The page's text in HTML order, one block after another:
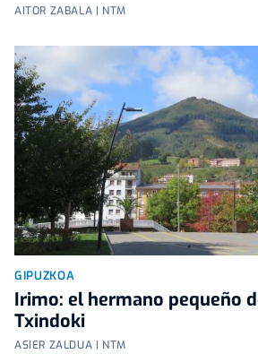
AITOR ZABALA | NTM
GIPUZKOA
Irimo: el hermano pequeño
Txindoki
ASIER ZALDUA | NTM